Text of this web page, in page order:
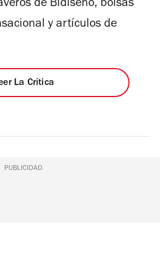
de Bidiseño, bolsas
y artículos de
La Crítica
PUBLICIDAD